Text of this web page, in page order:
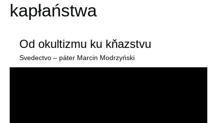
kapłaństwa
Od okultizmu ku kňazstvu
Svedectvo – páter Marcin Modrzyński